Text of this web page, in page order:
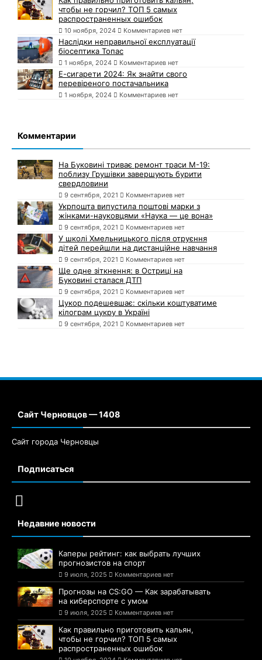
чтобы не горчил? ТОП 5 самых
распространенных ошибок
10 ноября, 2024 Комментариев нет
Наслідки неправильної експлуатації
біосептика Топас
1 ноября, 2024 Комментариев нет
Е-сигарети 2024: Як знайти свого
перевіреного постачальника
1 ноября, 2024 Комментариев нет
Комментарии
На Буковині триває ремонт траси М-19:
поблизу Грушівки завершують бурити
свердловини
9 сентября, 2021 Комментариев нет
Укрпошта випустила поштові марки з
жінками-науковцями «Наука — це вона»
9 сентября, 2021 Комментариев нет
У школі Хмельницького після отруєння
дітей перейшли на дистанційне навчання
9 сентября, 2021 Комментариев нет
Ще одне зіткнення: в Остриці на
Буковині сталася ДТП
9 сентября, 2021 Комментариев нет
Цукор подешевшає: скільки коштуватиме
кілограм цукру в Україні
9 сентября, 2021 Комментариев нет
Сайт Черновцов — 1408
Сайт города Черновцы
Подписаться
Недавние новости
Каперы рейтинг: как выбрать лучших
прогнозистов на спорт
9 июля, 2025 Комментариев нет
Прогнозы на CS:GO — Как зарабатывать
на киберспорте с умом
9 июля, 2025 Комментариев нет
Как правильно приготовить кальян,
чтобы не горчил? ТОП 5 самых
распространенных ошибок